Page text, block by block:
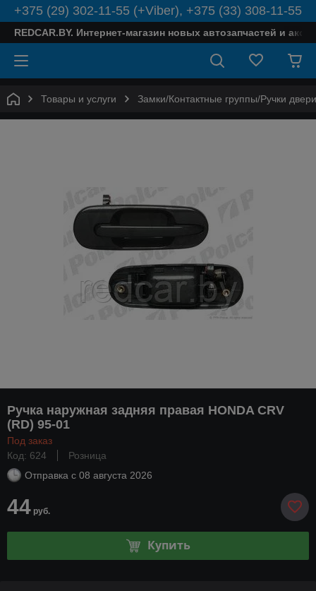
+375 (29) 302-11-55 (+Viber), +375 (33) 308-11-55
REDCAR.BY. Интернет-магазин новых автозапчастей и
Товары и услуги Замки/Контактные группы/Ручки
Ручка наружная задняя правая HONDA CRV
(RD) 95-01
Под заказ
Код: 624
Розница
Отправка с 08 августа 2026
44 руб.
Купить